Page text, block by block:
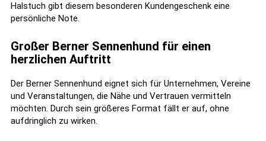
Halstuch gibt diesem besonderen Kundengeschenk eine
persönliche Note.
Großer Berner Sennenhund für einen
herzlichen Auftritt
Der Berner Sennenhund eignet sich für Unternehmen, Vereine
und Veranstaltungen, die Nähe und Vertrauen vermitteln
möchten. Durch sein größeres Format fällt er auf, ohne
aufdringlich zu wirken.